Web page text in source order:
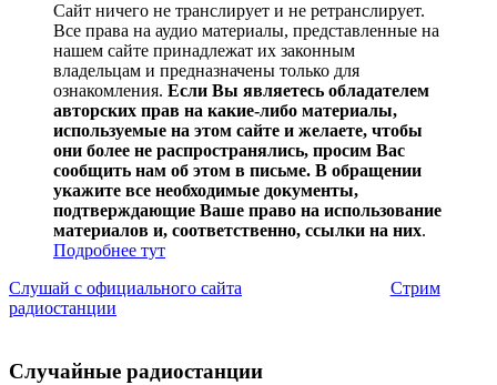
Сайт ничего не транслирует и не ретранслирует.
Все права на аудио материалы, представленные на
нашем сайте принадлежат их законным
владельцам и предназначены только для
ознакомления. Если Вы являетесь обладателем
авторских прав на какие-либо материалы,
используемые на этом сайте и желаете, чтобы
они более не распространялись, просим Вас
сообщить нам об этом в письме. В обращении
укажите все необходимые документы,
подтверждающие Ваше право на использование
материалов и, соответственно, ссылки на них.
Подробнее тут
Слушай с официального сайта
Стрим
радиостанции
Случайные радиостанции